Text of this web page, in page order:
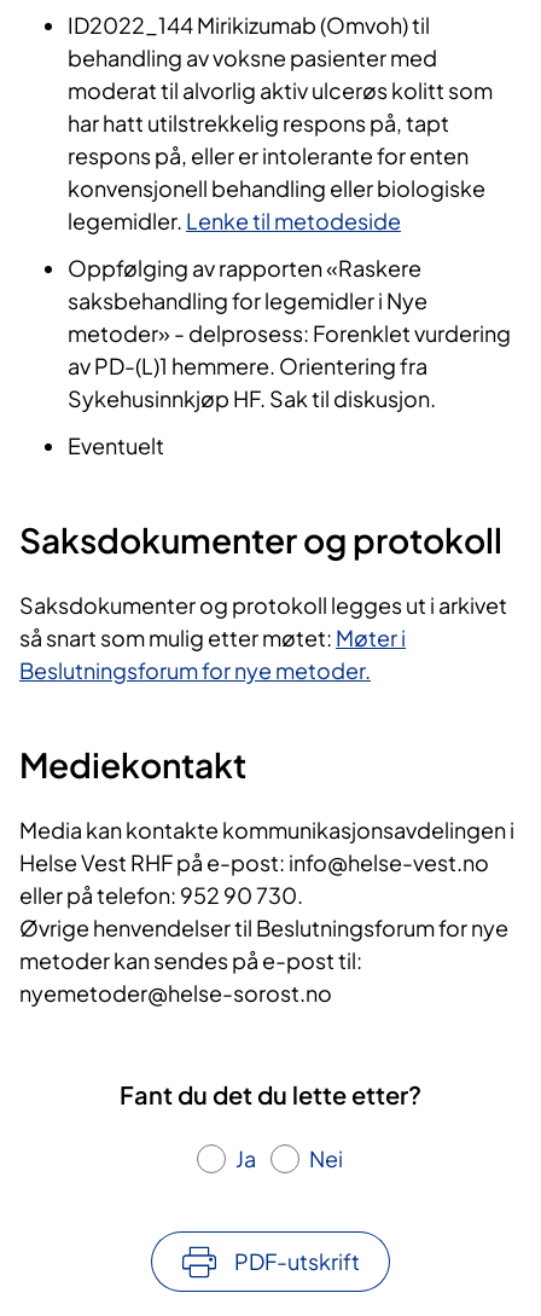
ID2022_144 Mirikizumab (Omvoh) til
behandling av voksne pasienter med
moderat til alvorlig aktiv ulcerøs kolitt som
har hatt utilstrekkelig respons på, tapt
respons på, eller er intolerante for enten
konvensjonell behandling eller biologiske
legemidler. Lenke til metodeside
Oppfølging av rapporten «Raskere
saksbehandling for legemidler i Nye
metoder» - delprosess: Forenklet vurdering
av PD-(L)1 hemmere. Orientering fra
Sykehusinnkjøp HF. Sak til diskusjon.
Eventuelt
Saksdokumenter og protokoll
Saksdokumenter og protokoll legges ut i arkivet
så snart som mulig etter møtet: Møter i
Beslutningsforum for nye metoder.
Mediekontakt
Media kan kontakte kommunikasjonsavdelingen i
Helse Vest RHF på e-post: info@helse-vest.no
eller på telefon: 952 90 730.
Øvrige henvendelser til Beslutningsforum for nye
metoder kan sendes på e-post til:
nyemetoder@helse-sorost.no
Fant du det du lette etter?
Ja Nei
PDF-utskrift